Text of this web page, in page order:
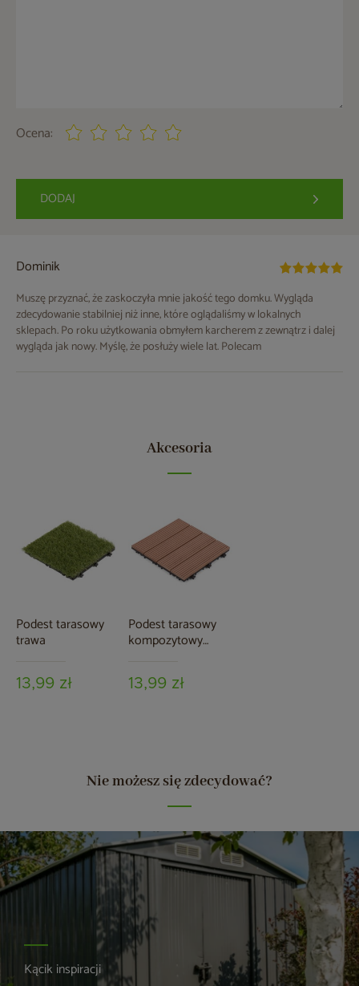
Ocena:
DODAJ
Dominik
Muszę przyznać, że zaskoczyła mnie jakość tego domku. Wygląda
zdecydowanie stabilniej niż inne, które oglądaliśmy w lokalnych
sklepach. Po roku użytkowania obmyłem karcherem z zewnątrz i dalej
wygląda jak nowy. Myślę, że posłuży wiele lat. Polecam
Akcesoria
Podest tarasowy
trawa
13,99 zł
Podest tarasowy
kompozytowy
13,99 zł
Nie możesz się zdecydować?
Kącik inspiracji